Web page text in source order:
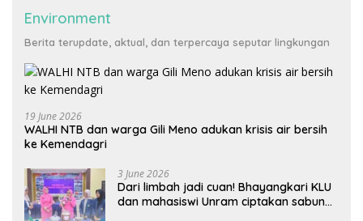
Environment
Berita terupdate, aktual, dan terpercaya seputar lingkungan
19 June 2026
WALHI NTB dan warga Gili Meno adukan krisis air bersih
ke Kemendagri
3 June 2026
Dari limbah jadi cuan! Bhayangkari KLU
dan mahasiswi Unram ciptakan sabun